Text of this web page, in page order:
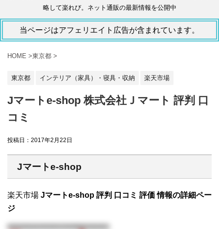
略して楽れび。ネット通販の最新情報を公開中
当ページはアフェリエイト広告が含まれています。
HOME >東京都 >
東京都 インテリア（家具）・寝具・収納 楽天市場
Jマートe-shop 株式会社Ｊマート 評判 口
コミ
投稿日： 2017年2月22日
Jマートe-shop
楽天市場 Jマートe-shop 評判 口コミ 評価 情報の詳細ペー
ジ